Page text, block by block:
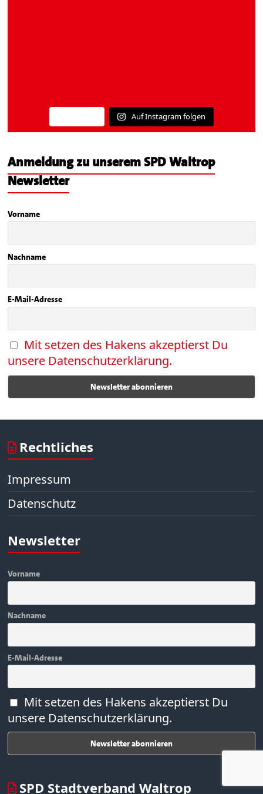
Auf Instagram folgen
Anmeldung zu unserem SPD Waltrop
Newsletter
Vorname
Nachname
E-Mail-Adresse
Mit setzen des Hakens akzeptierst Du
unsere Datenschutzerklärung.
Rechtliches
Impressum
Datenschutz
Newsletter
Vorname
Nachname
E-Mail-Adresse
Mit setzen des Hakens akzeptierst Du
unsere Datenschutzerklärung.
SPD Stadtverband Waltrop